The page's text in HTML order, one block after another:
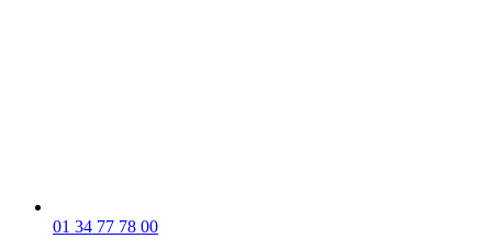
01 34 77 78 00